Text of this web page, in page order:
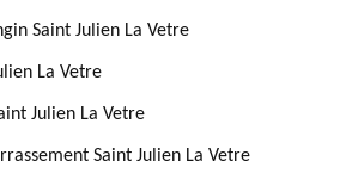
Saint Julien La Vetre
La Vetre
Julien La Vetre
Saint Julien La Vetre